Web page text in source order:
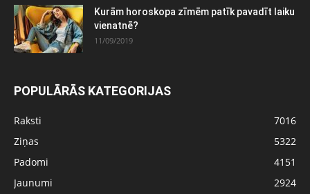
Kurām horoskopa zīmēm patīk pavadīt laiku
vienatnē?
11/09/2019
POPULĀRĀS KATEGORIJAS
Raksti
7016
Ziņas
5322
Padomi
4151
Jaunumi
2924